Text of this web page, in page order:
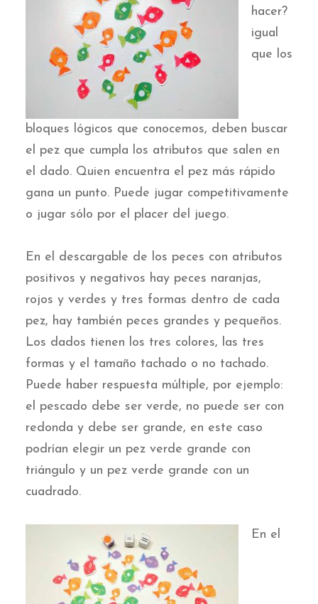
hacer?
igual
que los
bloques lógicos que conocemos, deben buscar
el pez que cumpla los atributos que salen en
el dado. Quien encuentra el pez más rápido
gana un punto. Puede jugar competitivamente
o jugar sólo por el placer del juego.
En el descargable de los peces con atributos
positivos y negativos hay peces naranjas,
rojos y verdes y tres formas dentro de cada
pez, hay también peces grandes y pequeños.
Los dados tienen los tres colores, las tres
formas y el tamaño tachado o no tachado.
Puede haber respuesta múltiple, por ejemplo:
el pescado debe ser verde, no puede ser con
redonda y debe ser grande, en este caso
podrían elegir un pez verde grande con
triángulo y un pez verde grande con un
cuadrado.
En el